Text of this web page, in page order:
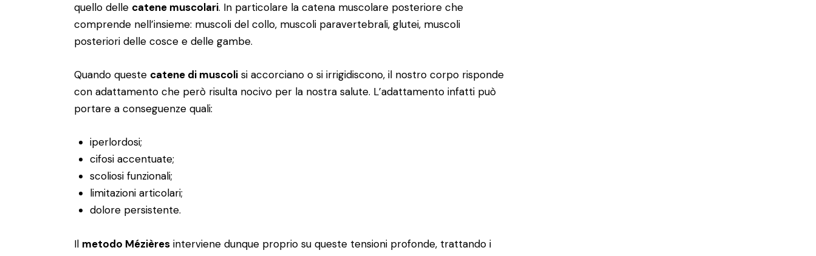
quello delle catene muscolari. In particolare la catena muscolare posteriore che
comprende nell’insieme: muscoli del collo, muscoli paravertebrali, glutei, muscoli
posteriori delle cosce e delle gambe.
Quando queste catene di muscoli si accorciano o si irrigidiscono, il nostro corpo risponde
con adattamento che però risulta nocivo per la nostra salute. L’adattamento infatti può
portare a conseguenze quali:
iperlordosi;
cifosi accentuate;
scoliosi funzionali;
limitazioni articolari;
dolore persistente.
Il metodo Mézières interviene dunque proprio su queste tensioni profonde, trattando i